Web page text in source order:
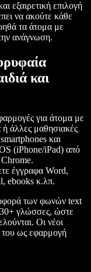
εξαιρετική επιλογή
να ακούτε κάθε
τα άτομα με
ανάγνωση.
και
για άτομα με
άλλες μαθησιακές
smartphones και
(iPhone/iPad) από
Chrome.
έγγραφα Word,
ebooks κ.λπ.
των φωνών text
γλώσσες, ώστε
Οι νέοι
του ως εφαρμογή